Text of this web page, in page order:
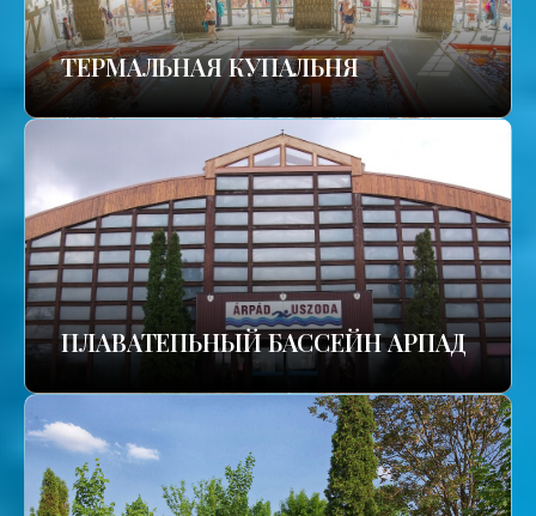
TЕРМАЛЬНАЯ КУПАЛЬНЯ
ПЛАВАТЕПЬНЫЙ БАССЕЙН АРПАД